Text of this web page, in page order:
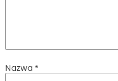
Nazwa *